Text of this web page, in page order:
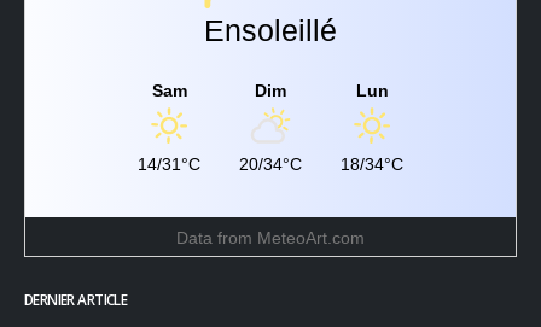
Ensoleillé
Sam
14/31°C
Dim
20/34°C
Lun
18/34°C
Data from MeteoArt.com
DERNIER ARTICLE